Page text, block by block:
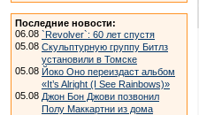
Последние новости:
06.08 `Revolver`: 60 лет спустя
05.08 Скульптурную группу Битлз
установили в Томске
05.08 Йоко Оно переиздаст альбом
«It’s Alright (I See Rainbows)»
05.08 Джон Бон Джови позвонил
Полу Маккартни из дома